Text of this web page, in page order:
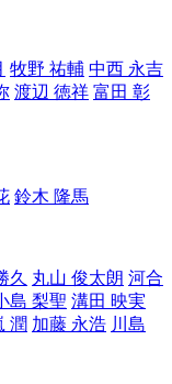
牧野 祐輔 中西 永吉
渡辺 徳祥 富田 彰
鈴木 隆馬
久 丸山 俊太朗 河合
島 梨聖 溝田 映実
潤 加藤 永浩 川島